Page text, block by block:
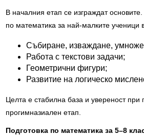
В началния етап се изграждат
по математика за най-малките ученици
Събиране, изваждане,
Работа с текстови задачи;
Геометрични фигури;
Развитие на логическо
Целта е стабилна база и увереност
прогимназиален етап.
Подготовка по математика за 5–8